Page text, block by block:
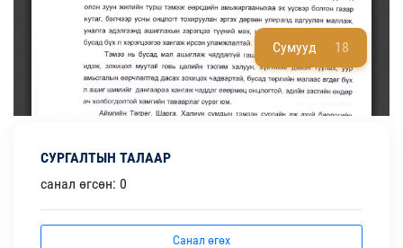
Сумууд 18
СУРГАЛТЫН ТАЛААР
санал өгсөн: 0
Санал өгөх